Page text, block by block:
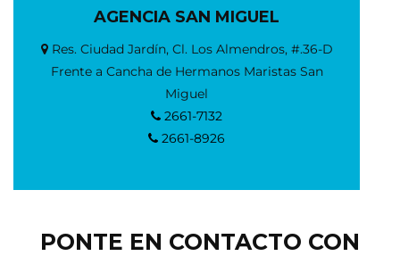
AGENCIA SAN MIGUEL
Res. Ciudad Jardín, Cl. Los Almendros, #.36-D
Frente a Cancha de Hermanos Maristas San
Miguel
2661-7132
2661-8926
PONTE EN CONTACTO CON